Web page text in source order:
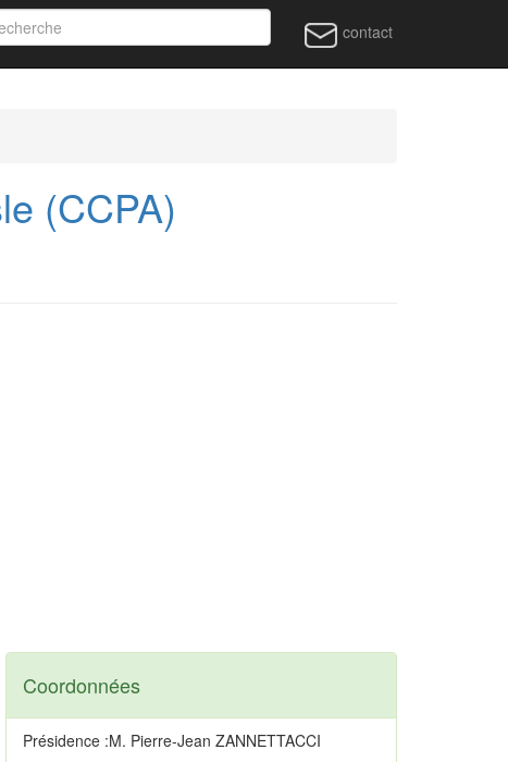
contact
(CCPA)
Coordonnées
Présidence :M. Pierre-Jean ZANNETTACCI